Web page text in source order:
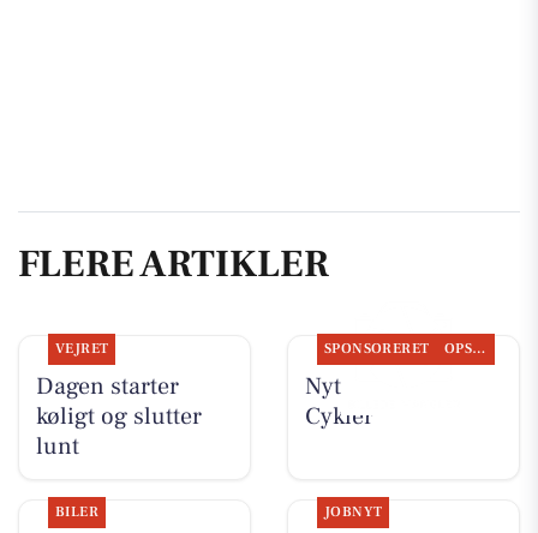
FLERE ARTIKLER
VEJRET
Dagen starter
køligt og slutter
lunt
SPONSORERET OPSLAGSTAVLEN
Nyt fra Per P.
Cykler
BILER JOBNYT